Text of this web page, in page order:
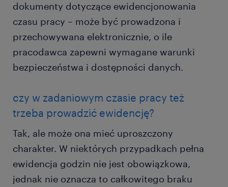
dokumenty dotyczące ewidencjonowania
czasu pracy – może być prowadzona i
przechowywana elektronicznie, o ile
pracodawca zapewni wymagane warunki
bezpieczeństwa i dostępności danych.
czy w zadaniowym czasie pracy też
trzeba prowadzić ewidencję?
Tak, ale może ona mieć uproszczony
charakter. W niektórych przypadkach pełna
ewidencja godzin nie jest obowiązkowa,
jednak nie oznacza to całkowitego braku